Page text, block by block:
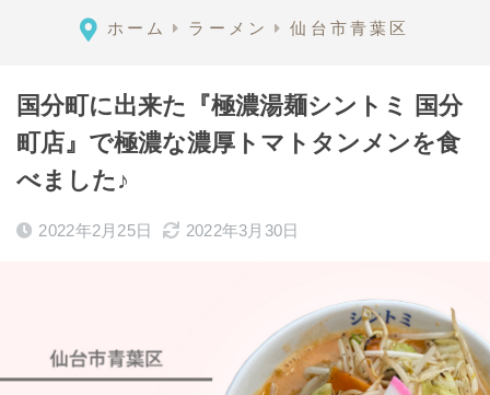
ホーム ラーメン 仙台市青葉区
国分町に出来た『極濃湯麺シントミ 国分
町店』で極濃な濃厚トマトタンメンを食
べました♪
2022年2月25日 2022年3月30日